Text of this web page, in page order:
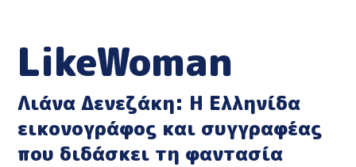
LikeWoman
Λιάνα Δενεζάκη: Η Ελληνίδα
εικονογράφος και συγγραφέας
που διδάσκει τη φαντασία